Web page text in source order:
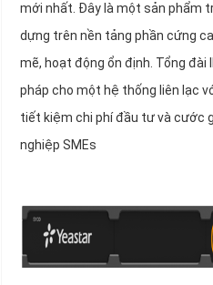
mới nhất. Đây là một sản phẩm
dựng trên nền tảng phần cứng
mẽ, hoạt động ổn định. Tổng đài
pháp cho một hệ thống liên lạc
tiết kiệm chi phí đầu tư và cước
nghiệp SMEs